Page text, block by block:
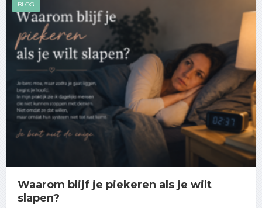
BLOG
Waarom blijf je piekeren als je wilt
slapen?